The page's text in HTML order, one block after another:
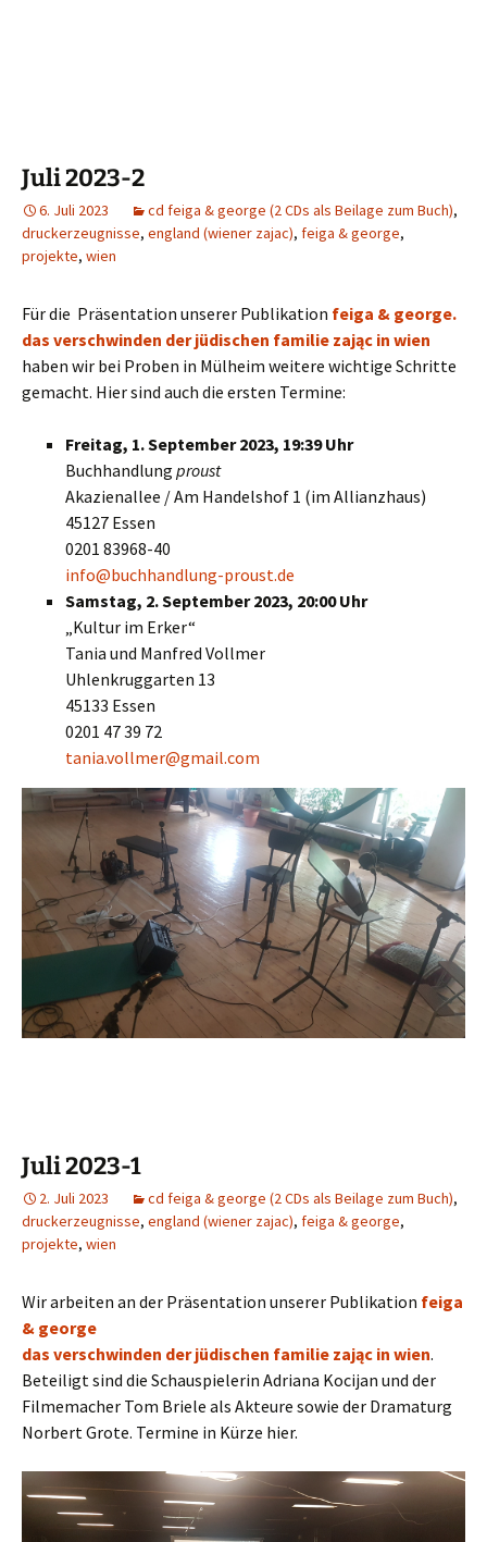
Juli 2023-2
6. Juli 2023 cd feiga & george (2 CDs als Beilage zum Buch),
druckerzeugnisse, england (wiener zajac), feiga & george,
projekte, wien
Für die Präsentation unserer Publikation feiga & george.
das verschwinden der jüdischen familie zając in wien
haben wir bei Proben in Mülheim weitere wichtige Schritte
gemacht. Hier sind auch die ersten Termine:
Freitag, 1. September 2023, 19:39 Uhr
Buchhandlung proust
Akazienallee / Am Handelshof 1 (im Allianzhaus)
45127 Essen
0201 83968-40
info@buchhandlung-proust.de
Samstag, 2. September 2023, 20:00 Uhr
„Kultur im Erker“
Tania und Manfred Vollmer
Uhlenkruggarten 13
45133 Essen
0201 47 39 72
tania.vollmer@gmail.com
Juli 2023-1
2. Juli 2023 cd feiga & george (2 CDs als Beilage zum Buch),
druckerzeugnisse, england (wiener zajac), feiga & george,
projekte, wien
Wir arbeiten an der Präsentation unserer Publikation feiga
& george
das verschwinden der jüdischen familie zając in wien.
Beteiligt sind die Schauspielerin Adriana Kocijan und der
Filmemacher Tom Briele als Akteure sowie der Dramaturg
Norbert Grote. Termine in Kürze hier.